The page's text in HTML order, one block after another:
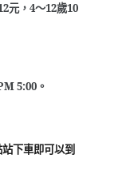
元， 4〜12歲10
5:00。
下車即可以到